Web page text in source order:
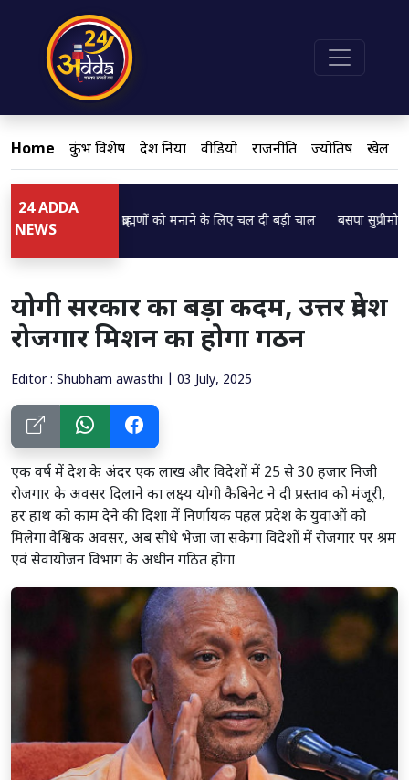
Home कुंभ विशेष देश दुनिया वीडियो राजनीति ज्योतिष खेल
24 ADDA
NEWS
ब्रजेश पाठक ने ब्राह्मणों को मनाने के लिए चल दी बड़ी चाल Loading...
बसपा सुप्रीमो
योगी सरकार का बड़ा कदम, उत्तर प्रदेश
रोजगार मिशन का होगा गठन
Editor : Shubham awasthi | 03 July, 2025
एक वर्ष में देश के अंदर एक लाख और विदेशों में 25 से 30 हजार निजी
रोजगार के अवसर दिलाने का लक्ष्य योगी कैबिनेट ने दी प्रस्ताव को मंजूरी,
हर हाथ को काम देने की दिशा में निर्णायक पहल प्रदेश के युवाओं को
मिलेगा वैश्विक अवसर, अब सीधे भेजा जा सकेगा विदेशों में रोजगार पर श्रम
एवं सेवायोजन विभाग के अधीन गठित होगा